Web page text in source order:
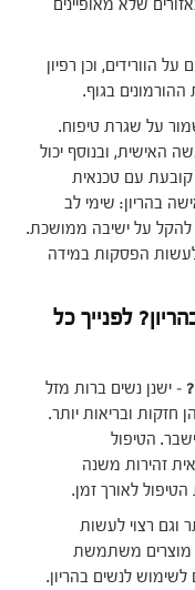
שלא מאופיינים
הוורידים, וכן רפיון
בגוף.
על שגרת טיפוח.
האישית, ובנוסף יכול
קובעת עם טכנאית
בהריון: שימי לב
להקל על ישיבה ממושכת.
הפסקות במידה
לפנייך כל
– ישנן נשים ברות מזל
חזקות ובריאות יותר.
הטיפול
זהירות משנה
לאורך זמן.
וגם רצוי לעשות
מוצרים משתמשת
לנשים בהריון.